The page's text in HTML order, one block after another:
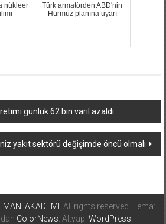
nükleer
Türk armatörden ABD'nin
Hürmüz planına uyarı
günlük 62 bin varil azaldı
yakıt sektörü değişimde öncü olmalı
AKADEMI
. All rights reserved. Tema:
ColorNews . Altyapı WordPress